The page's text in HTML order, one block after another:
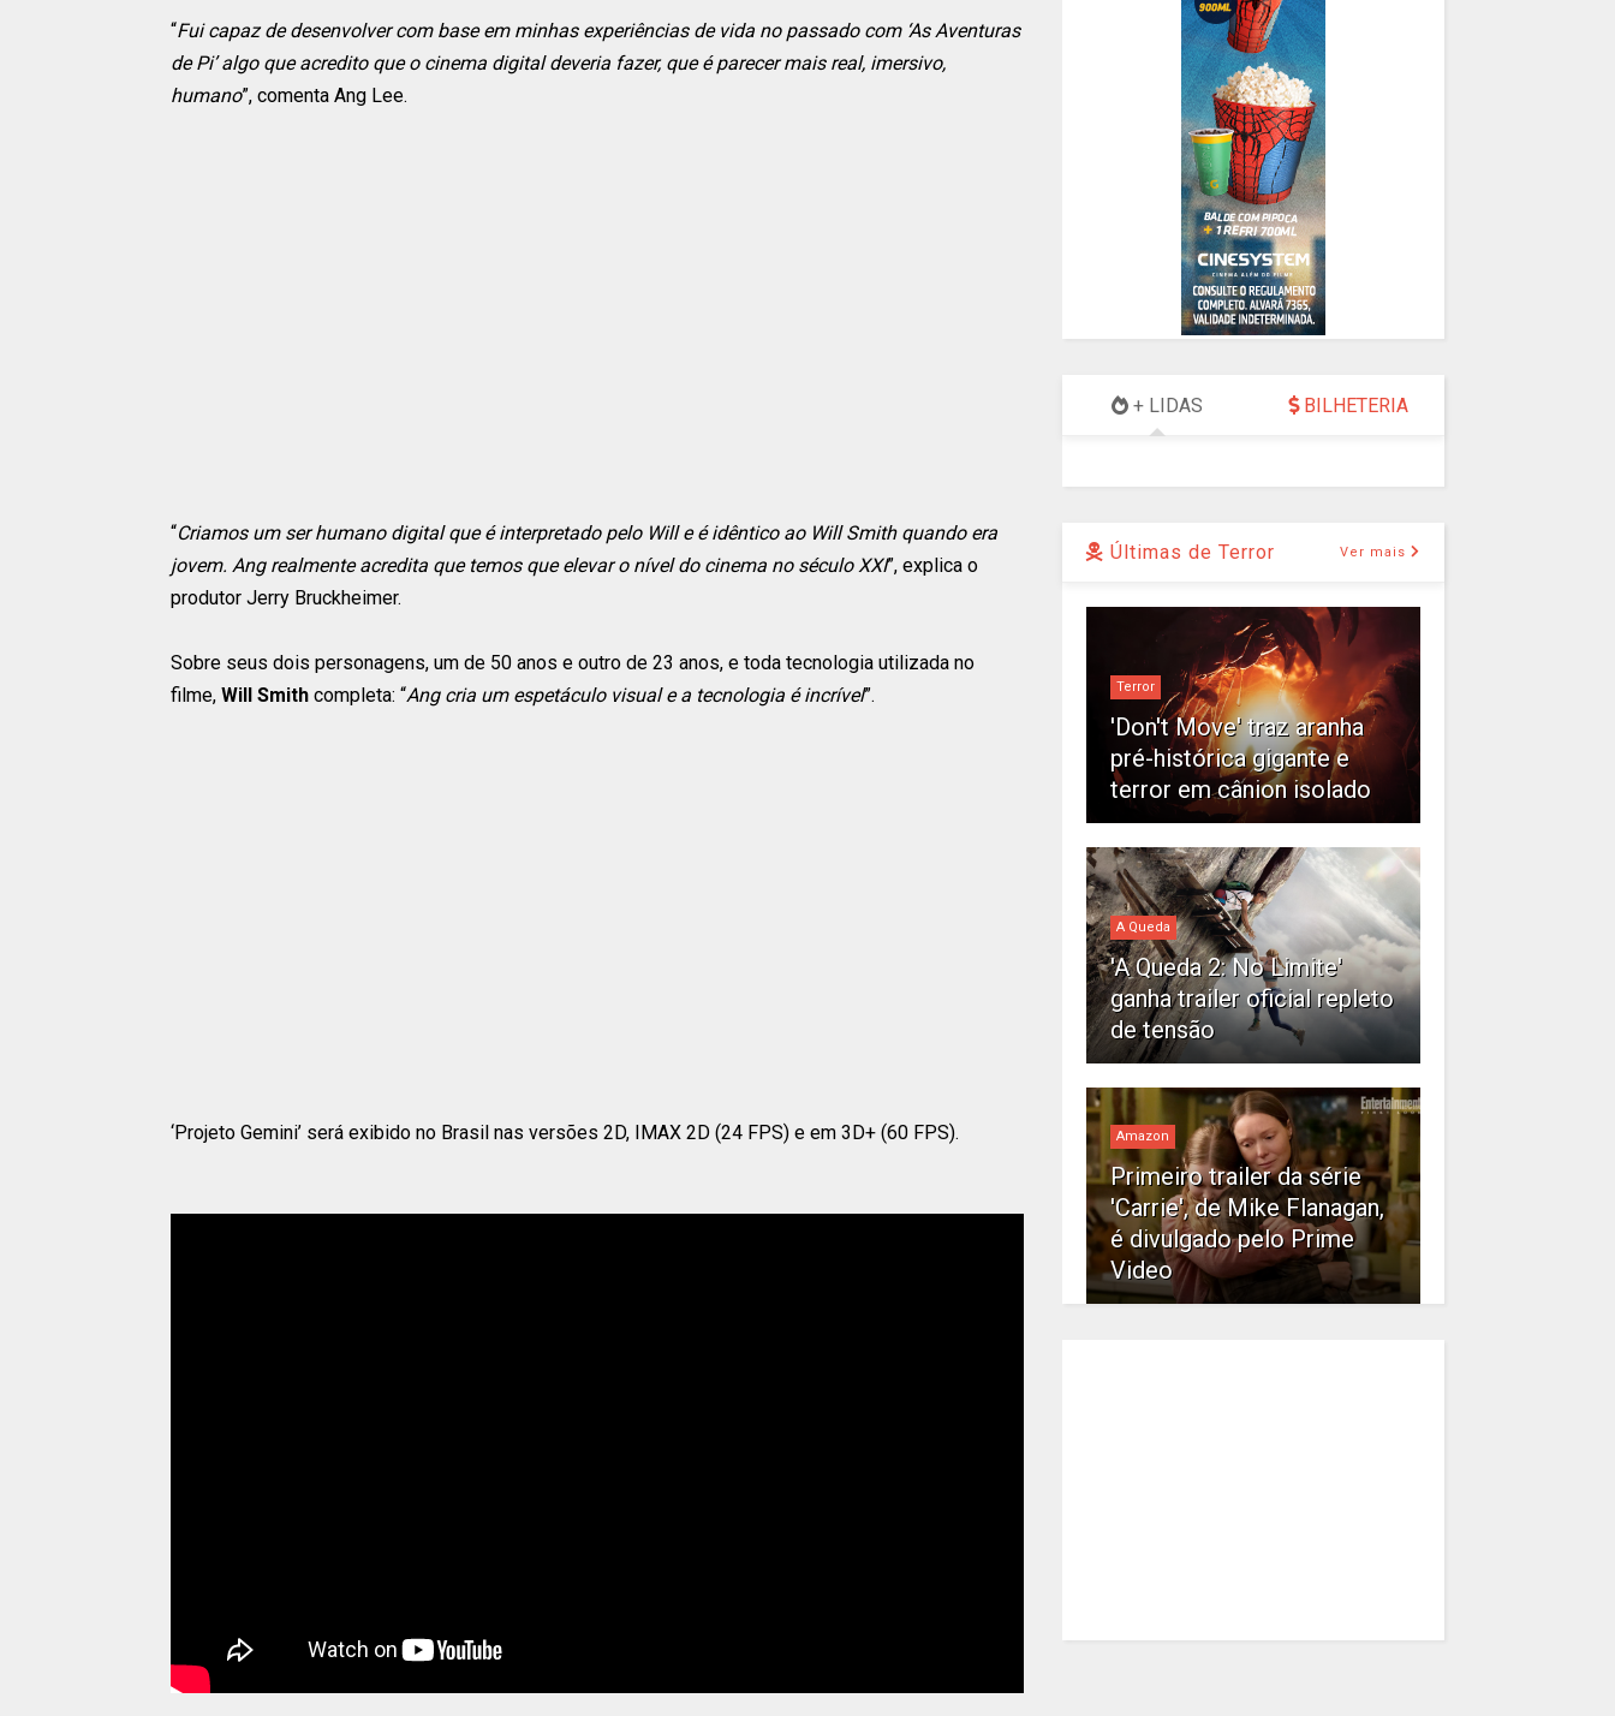
“Fui capaz de desenvolver com base em minhas experiências de vida no passado com ‘As Aventuras
de Pi’ algo que acredito que o cinema digital deveria fazer, que é parecer mais real, imersivo,
humano”, comenta Ang Lee.
“Criamos um ser humano digital que é interpretado pelo Will e é idêntico ao Will Smith quando era
jovem. Ang realmente acredita que temos que elevar o nível do cinema no século XXI”, explica o
produtor Jerry Bruckheimer.
Sobre seus dois personagens, um de 50 anos e outro de 23 anos, e toda tecnologia utilizada no
filme, Will Smith completa: “Ang cria um espetáculo visual e a tecnologia é incrível”.
‘Projeto Gemini’ será exibido no Brasil nas versões 2D, IMAX 2D (24 FPS) e em 3D+ (60 FPS).
+ LIDAS BILHETERIA
Últimas de Terror Ver mais
Terror
'Don't Move' traz aranha
pré-histórica gigante e
terror em cânion isolado
A Queda
'A Queda 2: No Limite'
ganha trailer oficial repleto
de tensão
Amazon
Primeiro trailer da série
'Carrie', de Mike Flanagan,
é divulgado pelo Prime
Video